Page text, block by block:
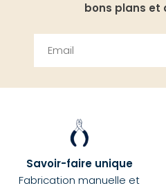
bons plans et
Savoir-faire unique
Fabrication manuelle et